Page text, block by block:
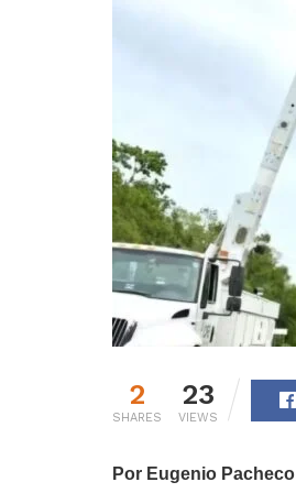
2
SHARES
23
VIEWS
Por Eugenio Pacheco